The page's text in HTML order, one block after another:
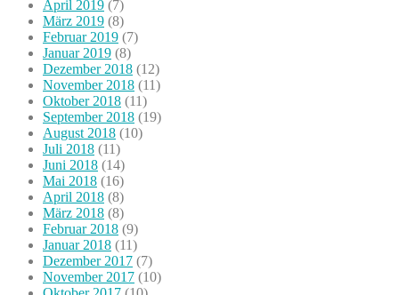
April 2019 (7)
März 2019 (8)
Februar 2019 (7)
Januar 2019 (8)
Dezember 2018 (12)
November 2018 (11)
Oktober 2018 (11)
September 2018 (19)
August 2018 (10)
Juli 2018 (11)
Juni 2018 (14)
Mai 2018 (16)
April 2018 (8)
März 2018 (8)
Februar 2018 (9)
Januar 2018 (11)
Dezember 2017 (7)
November 2017 (10)